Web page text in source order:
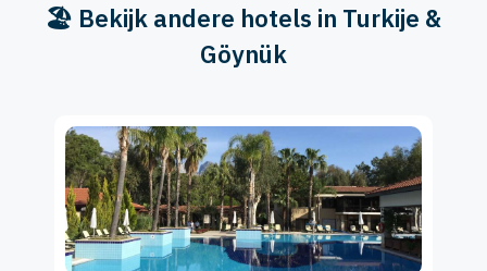
🏖️ Bekijk andere hotels in Turkije &
Göynük